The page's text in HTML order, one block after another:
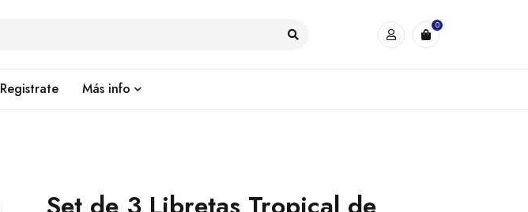
0
Registrate Más info